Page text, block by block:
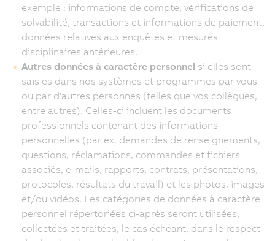
exemple : informations de compte, vérifications de
solvabilité, transactions et informations de paiement,
données relatives aux enquêtes et mesures
disciplinaires antérieures.
Autres données à caractère personnel si elles sont
saisies dans nos systèmes et programmes par vous
ou par d'autres personnes (telles que vos collègues,
entre autres). Celles-ci incluent les documents
professionnels contenant des informations
personnelles (par ex. demandes de renseignements,
questions, réclamations, commandes et fichiers
associés, e-mails, rapports, contrats, présentations,
protocoles, résultats du travail) et les photos, images
et/ou vidéos. Les catégories de données à caractère
personnel répertoriées ci-après seront utilisées,
collectées et traitées, le cas échéant, dans le respect